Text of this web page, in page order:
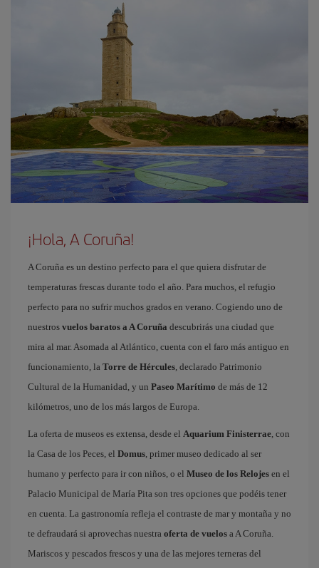
¡Hola, A Coruña!
A Coruña es un destino perfecto para el que quiera disfrutar de
temperaturas frescas durante todo el año. Para muchos, el refugio
perfecto para no sufrir muchos grados en verano. Cogiendo uno de
nuestros vuelos baratos a A Coruña descubrirás una ciudad que
mira al mar. Asomada al Atlántico, cuenta con el faro más antiguo en
funcionamiento, la Torre de Hércules, declarado Patrimonio
Cultural de la Humanidad, y un Paseo Marítimo de más de 12
kilómetros, uno de los más largos de Europa.
La oferta de museos es extensa, desde el Aquarium Finisterrae, con
la Casa de los Peces, el Domus, primer museo dedicado al ser
humano y perfecto para ir con niños, o el Museo de los Relojes en el
Palacio Municipal de María Pita son tres opciones que podéis tener
en cuenta. La gastronomía refleja el contraste de mar y montaña y no
te defraudará si aprovechas nuestra oferta de vuelos a A Coruña.
Mariscos y pescados frescos y una de las mejores terneras del